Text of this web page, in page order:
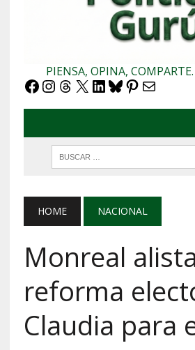
PIENSA, OPINA,
Facebook
Instagram
Threads
X LinkedIn
Bluesky
Pinterest
Correo
HOME NACIONAL
Monreal
reforma
Claudia para